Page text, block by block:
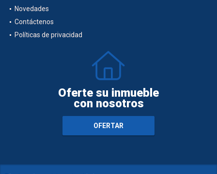
Novedades
Contáctenos
Políticas de privacidad
Oferte su inmueble
con nosotros
OFERTAR